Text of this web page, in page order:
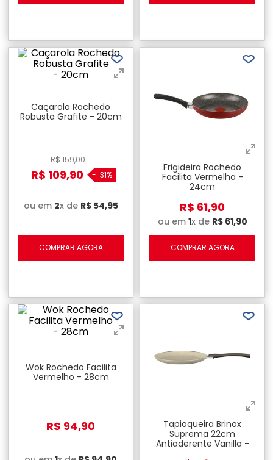
Caçarola Rochedo
Robusta Grafite - 20cm
R$159,00
R$ 109,90 - 31%
ou em 2x de R$ 54,95
COMPRAR AGORA
Frigideira Rochedo
Facilita Vermelha -
24cm
R$ 61,90
ou em 1x de R$ 61,90
COMPRAR AGORA
Wok Rochedo Facilita
Vermelho - 28cm
R$ 94,90
Tapioqueira Brinox
Suprema 22cm
Antiaderente Vanilla -